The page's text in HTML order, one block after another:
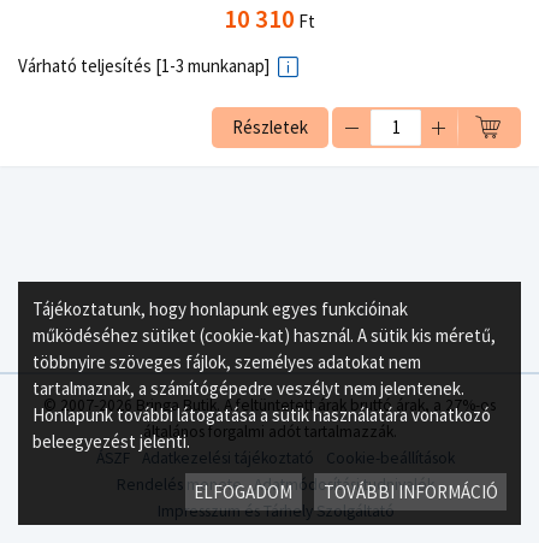
10 310 Ft
Várható teljesítés [1-3 munkanap]
Részletek
© 2007-2026 Bringa Butik. A feltüntetett árak bruttó árak, a 27%-os
általános forgalmi adót tartalmazzák.
ÁSZF
Adatkezelési tájékoztató
Cookie-beállítások
Rendelés menete
Adatmódosítási tudnivalók
Impresszum és Tárhely Szolgáltató
Tájékoztatunk, hogy honlapunk egyes funkcióinak
működéséhez sütiket (cookie-kat) használ. A sütik kis méretű,
többnyire szöveges fájlok, személyes adatokat nem
tartalmaznak, a számítógépedre veszélyt nem jelentenek.
Honlapunk további látogatása a sütik használatára vonatkozó
beleegyezést jelenti.
ELFOGADOM TOVÁBBI INFORMÁCIÓ